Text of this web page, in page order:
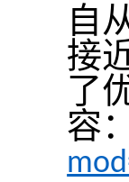
自
接
了
容：